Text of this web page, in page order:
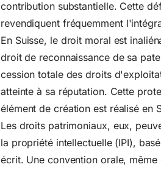
contribution substantielle. Cette
revendiquent fréquemment
En Suisse, le droit moral est
droit de reconnaissance de sa
cession totale des droits
atteinte à sa réputation. Cette
élément de création est réalisé en
Les droits patrimoniaux, eux,
la propriété intellectuelle (IPI),
écrit. Une convention orale,